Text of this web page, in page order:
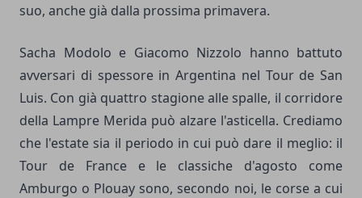
suo, anche già dalla prossima primavera.
Sacha Modolo e Giacomo Nizzolo hanno battuto
avversari di spessore in Argentina nel Tour de San
Luis. Con già quattro stagione alle spalle, il corridore
della Lampre Merida può alzare l'asticella. Crediamo
che l'estate sia il periodo in cui può dare il meglio: il
Tour de France e le classiche d'agosto come
Amburgo o Plouay sono, secondo noi, le corse a cui